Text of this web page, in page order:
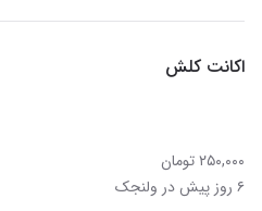
اکانت کلش
۲۵۰,۰۰۰ تومان
۶ روز پیش در ولنجک